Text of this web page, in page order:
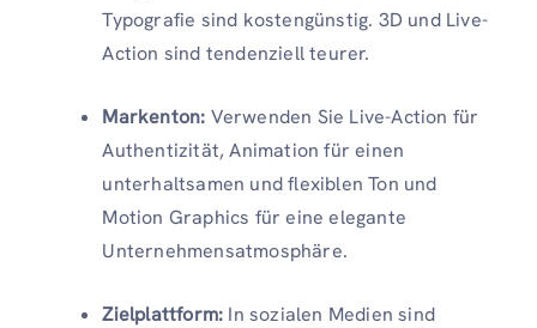
Typografie sind kostengünstig. 3D und Live-
Action sind tendenziell teurer.
Markenton: Verwenden Sie Live-Action für
Authentizität, Animation für einen
unterhaltsamen und flexiblen Ton und
Motion Graphics für eine elegante
Unternehmensatmosphäre.
Zielplattform: In sozialen Medien sind